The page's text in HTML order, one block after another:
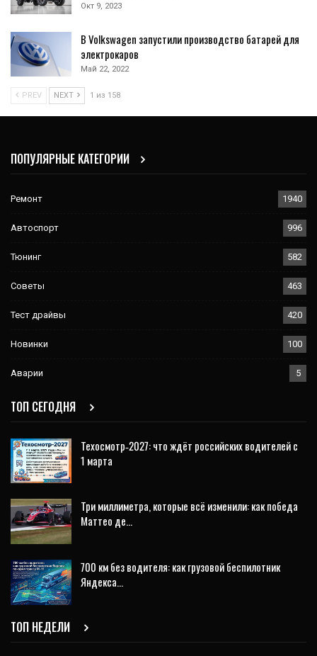
Окт 9, 2023
В Volkswagen запустили производство батарей для
электрокаров
Май 22, 2022
PREV NEXT 1 из 158
ПОПУЛЯРНЫЕ КАТЕГОРИИ
Ремонт 1940
Автоспорт 996
Тюнинг 582
Советы 463
Тест драйвы 420
Новинки 100
Аварии 5
ТОП СЕГОДНЯ
Техосмотр‑2027: что ждёт российских водителей с
1 марта
Три миллиметра, которые всё изменили: как победа
Маттео де…
700 км без водителя: как грузовой беспилотник
Яндекса…
ТОП НЕДЕЛИ